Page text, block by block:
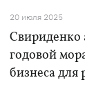
20 июля 2025
Свириденко
годовой
бизнеса для